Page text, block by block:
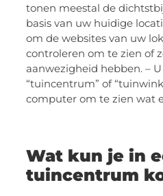
tonen meestal de
basis van uw huidige
om de websites van uw
controleren om te zien of
aanwezigheid hebben. –
“tuincentrum” of
computer om te zien wat
Wat kun je in
tuincentrum